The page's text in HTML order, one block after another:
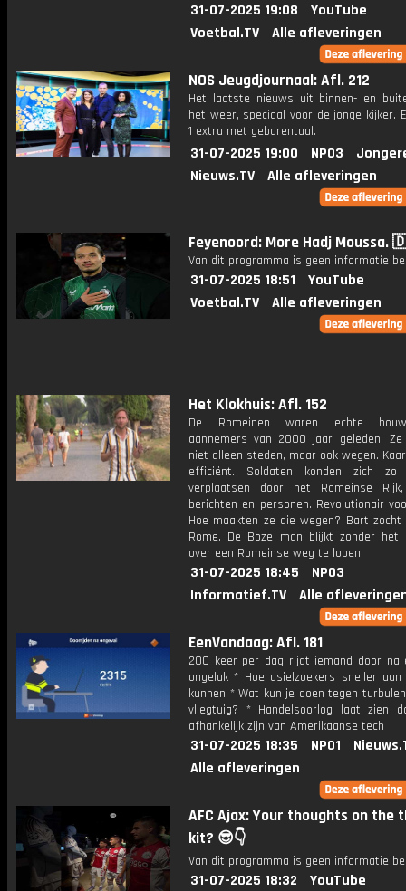
31-07-2025 19:08
YouTube
Voetbal.TV
Alle afleveringen
NOS Jeugdjournaal: Afl. 212
Het laatste nieuws uit binnen- en
het weer, speciaal voor de jonge kijker.
1 extra met gebarentaal.
31-07-2025 19:00 NPO3
Nieuws.TV
Alle afleveringen
Feyenoord: More Hadj Moussa.
Van dit programma is geen informatie
31-07-2025 18:51
YouTube
Voetbal.TV
Alle afleveringen
Het Klokhuis: Afl. 152
De Romeinen waren echte
aannemers van 2000 jaar geleden. Ze
niet alleen steden, maar ook wegen.
efficiënt. Soldaten konden zich zo
verplaatsen door het Romeinse
berichten en personen. Revolutionair
Hoe maakten ze die wegen? Bart
Rome. De Boze man blijkt zonder
over een Romeinse weg te lopen.
31-07-2025 18:45
NPO3
Informatief.TV
Alle
EenVandaag: Afl. 181
200 keer per dag rijdt iemand door na
ongeluk * Hoe asielzoekers sneller
kunnen * Wat kun je doen tegen
vliegtuig? * Handelsoorlog laat zien
afhankelijk zijn van Amerikaanse tech
31-07-2025 18:35 NPO1
Alle afleveringen
AFC Ajax: Your thoughts on the
kit? 😎👇
Van dit programma is geen informatie
31-07-2025 18:32
YouTube